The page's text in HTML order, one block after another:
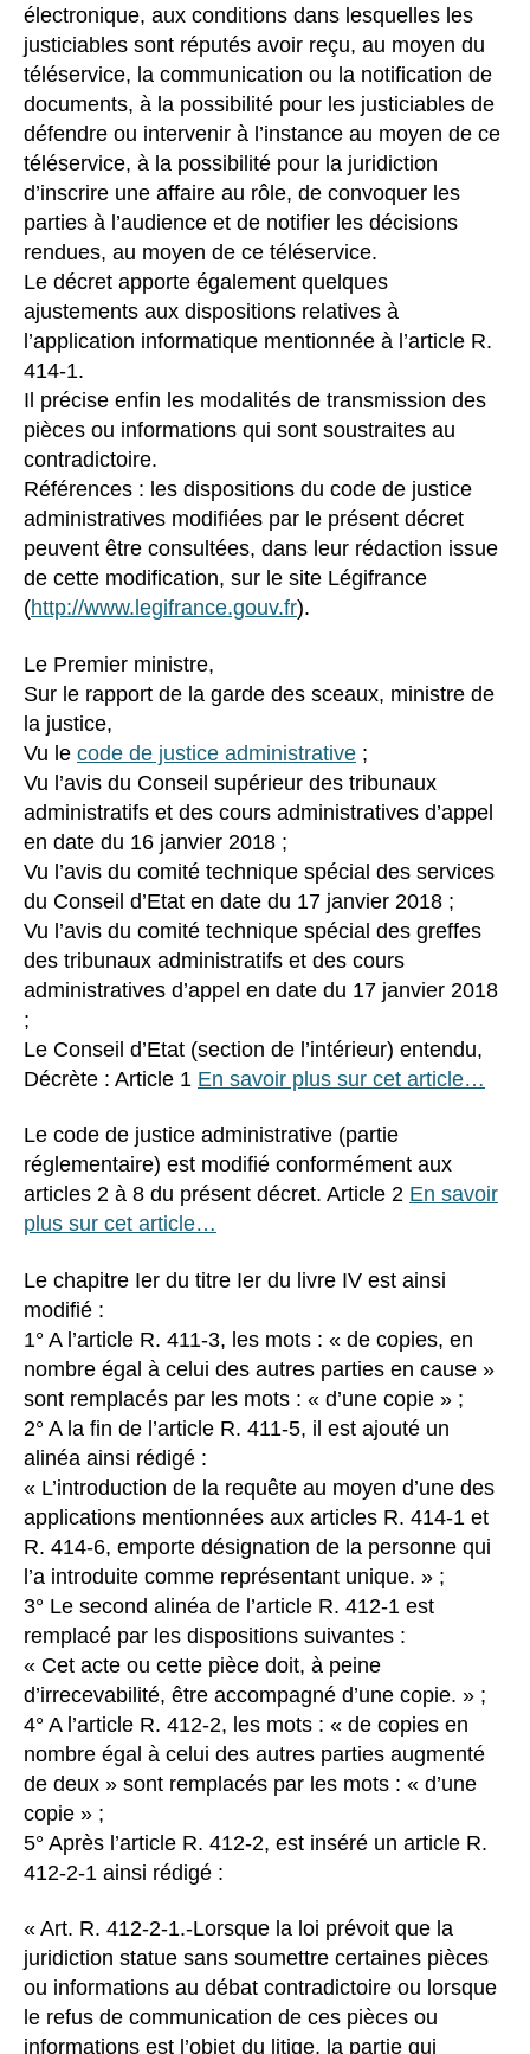
électronique, aux conditions dans lesquelles les
justiciables sont réputés avoir reçu, au moyen du
téléservice, la communication ou la notification de
documents, à la possibilité pour les justiciables de
défendre ou intervenir à l’instance au moyen de ce
téléservice, à la possibilité pour la juridiction
d’inscrire une affaire au rôle, de convoquer les
parties à l’audience et de notifier les décisions
rendues, au moyen de ce téléservice.
Le décret apporte également quelques
ajustements aux dispositions relatives à
l’application informatique mentionnée à l’article R.
414-1.
Il précise enfin les modalités de transmission des
pièces ou informations qui sont soustraites au
contradictoire.
Références : les dispositions du code de justice
administratives modifiées par le présent décret
peuvent être consultées, dans leur rédaction issue
de cette modification, sur le site Légifrance
(http://www.legifrance.gouv.fr).
Le Premier ministre,
Sur le rapport de la garde des sceaux, ministre de
la justice,
Vu le code de justice administrative ;
Vu l’avis du Conseil supérieur des tribunaux
administratifs et des cours administratives d’appel
en date du 16 janvier 2018 ;
Vu l’avis du comité technique spécial des services
du Conseil d’Etat en date du 17 janvier 2018 ;
Vu l’avis du comité technique spécial des greffes
des tribunaux administratifs et des cours
administratives d’appel en date du 17 janvier 2018
;
Le Conseil d’Etat (section de l’intérieur) entendu,
Décrète : Article 1 En savoir plus sur cet article…
Le code de justice administrative (partie
réglementaire) est modifié conformément aux
articles 2 à 8 du présent décret. Article 2 En savoir
plus sur cet article…
Le chapitre Ier du titre Ier du livre IV est ainsi
modifié :
1° A l’article R. 411-3, les mots : « de copies, en
nombre égal à celui des autres parties en cause »
sont remplacés par les mots : « d’une copie » ;
2° A la fin de l’article R. 411-5, il est ajouté un
alinéa ainsi rédigé :
« L’introduction de la requête au moyen d’une des
applications mentionnées aux articles R. 414-1 et
R. 414-6, emporte désignation de la personne qui
l’a introduite comme représentant unique. » ;
3° Le second alinéa de l’article R. 412-1 est
remplacé par les dispositions suivantes :
« Cet acte ou cette pièce doit, à peine
d’irrecevabilité, être accompagné d’une copie. » ;
4° A l’article R. 412-2, les mots : « de copies en
nombre égal à celui des autres parties augmenté
de deux » sont remplacés par les mots : « d’une
copie » ;
5° Après l’article R. 412-2, est inséré un article R.
412-2-1 ainsi rédigé :
« Art. R. 412-2-1.-Lorsque la loi prévoit que la
juridiction statue sans soumettre certaines pièces
ou informations au débat contradictoire ou lorsque
le refus de communication de ces pièces ou
informations est l’objet du litige, la partie qui